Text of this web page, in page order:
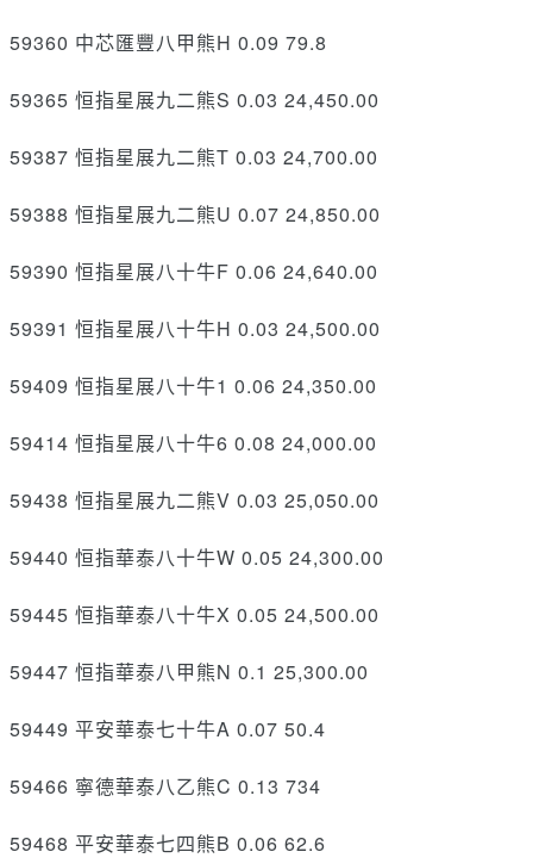
59360 中芯匯豐八甲熊H 0.09 79.8
59365 恒指星展九二熊S 0.03 24,450.00
59387 恒指星展九二熊T 0.03 24,700.00
59388 恒指星展九二熊U 0.07 24,850.00
59390 恒指星展八十牛F 0.06 24,640.00
59391 恒指星展八十牛H 0.03 24,500.00
59409 恒指星展八十牛1 0.06 24,350.00
59414 恒指星展八十牛6 0.08 24,000.00
59438 恒指星展九二熊V 0.03 25,050.00
59440 恒指華泰八十牛W 0.05 24,300.00
59445 恒指華泰八十牛X 0.05 24,500.00
59447 恒指華泰八甲熊N 0.1 25,300.00
59449 平安華泰七十牛A 0.07 50.4
59466 寧德華泰八乙熊C 0.13 734
59468 平安華泰七四熊B 0.06 62.6